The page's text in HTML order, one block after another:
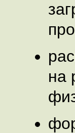
на